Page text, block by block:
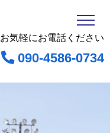
お気軽にお電話ください
090-4586-0734